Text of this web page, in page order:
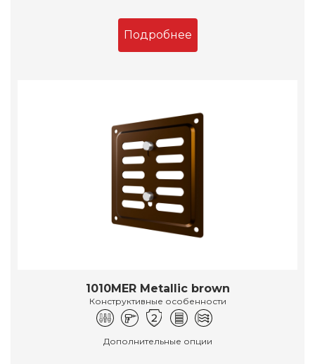
Подробнее
1010MER Metallic brown
Конструктивные особенности
Дополнительные опции